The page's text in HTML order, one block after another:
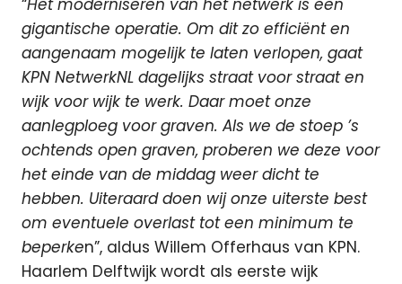
“Het moderniseren van het netwerk is een
gigantische operatie. Om dit zo efficiënt en
aangenaam mogelijk te laten verlopen, gaat
KPN NetwerkNL dagelijks straat voor straat en
wijk voor wijk te werk. Daar moet onze
aanlegploeg voor graven. Als we de stoep ’s
ochtends open graven, proberen we deze voor
het einde van de middag weer dicht te
hebben. Uiteraard doen wij onze uiterste best
om eventuele overlast tot een minimum te
beperken”, aldus Willem Offerhaus van KPN.
Haarlem Delftwijk wordt als eerste wijk